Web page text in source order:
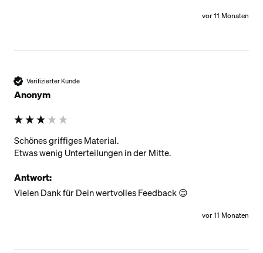
vor 11 Monaten
Verifizierter Kunde
Anonym
Schönes griffiges Material.
Etwas wenig Unterteilungen in der Mitte.
Antwort:
Vielen Dank für Dein wertvolles Feedback 😊️
vor 11 Monaten